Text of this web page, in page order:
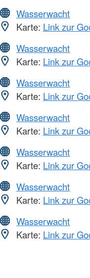
Wasserwacht
Karte: Link zur
Wasserwacht
Karte: Link zur
Wasserwacht
Karte: Link zur
Wasserwacht
Karte: Link zur
Wasserwacht
Karte: Link zur
Wasserwacht
Karte: Link zur
Wasserwacht
Karte: Link zur